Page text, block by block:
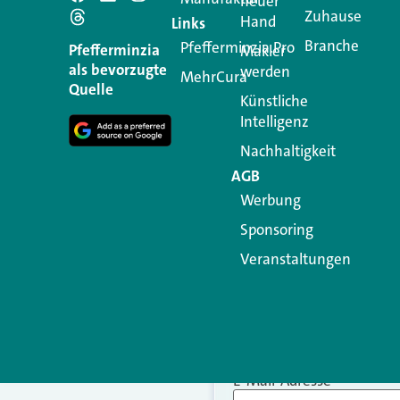
Ihre E-Mail-Adresse wird
Kommentar
E-Mail-Adresse*
Pfefferminzia
als bevorzugte
Quelle
Links
Pfefferminzia.Pro
MehrCura
Hand
Makler
werden
Künstliche
Intelligenz
Nachhaltigkeit
AGB
Werbung
Sponsoring
Veranstaltungen
Zuhause
Branche